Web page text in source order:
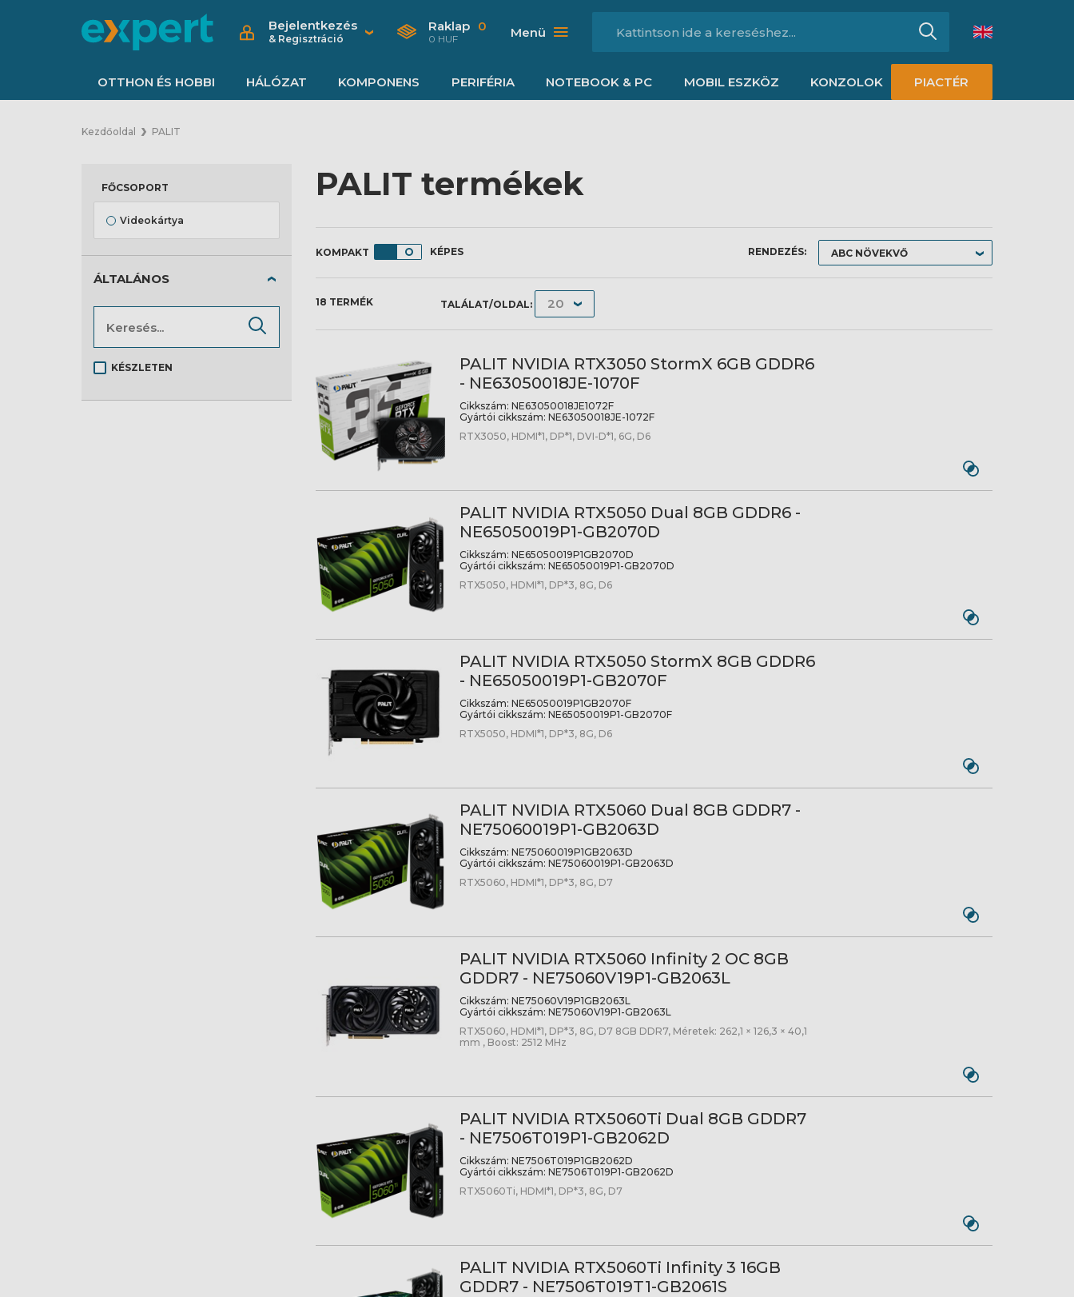
Bejelentkezés
& Regisztráció
Raklap 0
0 HUF Menü
OTTHON ÉS HOBBI HÁLÓZAT KOMPONENS PERIFÉRIA NOTEBOOK & PC MOBIL ESZKÖZ KONZOLOK PIACTÉR
Kezdőoldal PALIT
PALIT termékek
KÉPES RENDEZÉS:
18 TERMÉK TALÁLAT/OLDAL:
PALIT NVIDIA RTX3050 StormX 6GB GDDR6
- NE63050018JE-1070F
Cikkszám: NE63050018JE1072F
Gyártói cikkszám: NE63050018JE-1072F
RTX3050, HDMI*1, DP*1, DVI-D*1, 6G, D6
PALIT NVIDIA RTX5050 Dual 8GB GDDR6 -
NE65050019P1-GB2070D
Cikkszám: NE65050019P1GB2070D
Gyártói cikkszám: NE65050019P1-GB2070D
RTX5050, HDMI*1, DP*3, 8G, D6
PALIT NVIDIA RTX5050 StormX 8GB GDDR6
- NE65050019P1-GB2070F
Cikkszám: NE65050019P1GB2070F
Gyártói cikkszám: NE65050019P1-GB2070F
RTX5050, HDMI*1, DP*3, 8G, D6
PALIT NVIDIA RTX5060 Dual 8GB GDDR7 -
NE75060019P1-GB2063D
Cikkszám: NE75060019P1GB2063D
Gyártói cikkszám: NE75060019P1-GB2063D
RTX5060, HDMI*1, DP*3, 8G, D7
PALIT NVIDIA RTX5060 Infinity 2 OC 8GB
GDDR7 - NE75060V19P1-GB2063L
Cikkszám: NE75060V19P1GB2063L
Gyártói cikkszám: NE75060V19P1-GB2063L
RTX5060, HDMI*1, DP*3, 8G, D7 8GB DDR7, Méretek: 262,1 × 126,3 × 40,1
mm , Boost: 2512 MHz
PALIT NVIDIA RTX5060Ti Dual 8GB GDDR7
- NE7506T019P1-GB2062D
Cikkszám: NE7506T019P1GB2062D
Gyártói cikkszám: NE7506T019P1-GB2062D
RTX5060Ti, HDMI*1, DP*3, 8G, D7
PALIT NVIDIA RTX5060Ti Infinity 3 16GB
GDDR7 - NE7506T019T1-GB2061S
FŐCSOPORT
Videokártya
ÁLTALÁNOS
KÉSZLETEN